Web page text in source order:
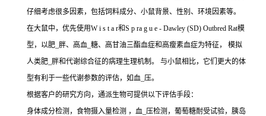
仔细考虑很多因素，包括饲料成分、小鼠背景、性别、环境因素等。
在大鼠中，优先使用W i s t a r和S p ra g u e - Dawley (SD) Outbred Rat模
型，以肥_胖、高血_糖、高甘油三酯血症和高瘦素血症为特征， 模拟
人类肥_胖和代谢综合征的病理生理机制。 与小鼠相比，它们更大的体
型有利于一些代谢参数的评估，如血_压。
根据客户的研究方向，通派生物可提供以下评估手段：
身体成分检测，食物摄入量检测 ，血_压检测，葡萄糖耐受试验，胰岛